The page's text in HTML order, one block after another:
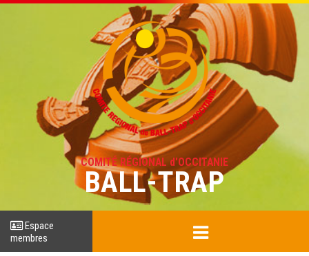
COMITÉ RÉGIONAL d'OCCITANIE
BALL-TRAP
Espace
membres